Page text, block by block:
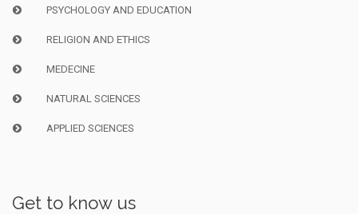
PSYCHOLOGY AND EDUCATION
RELIGION AND ETHICS
MEDECINE
NATURAL SCIENCES
APPLIED SCIENCES
Get to know us